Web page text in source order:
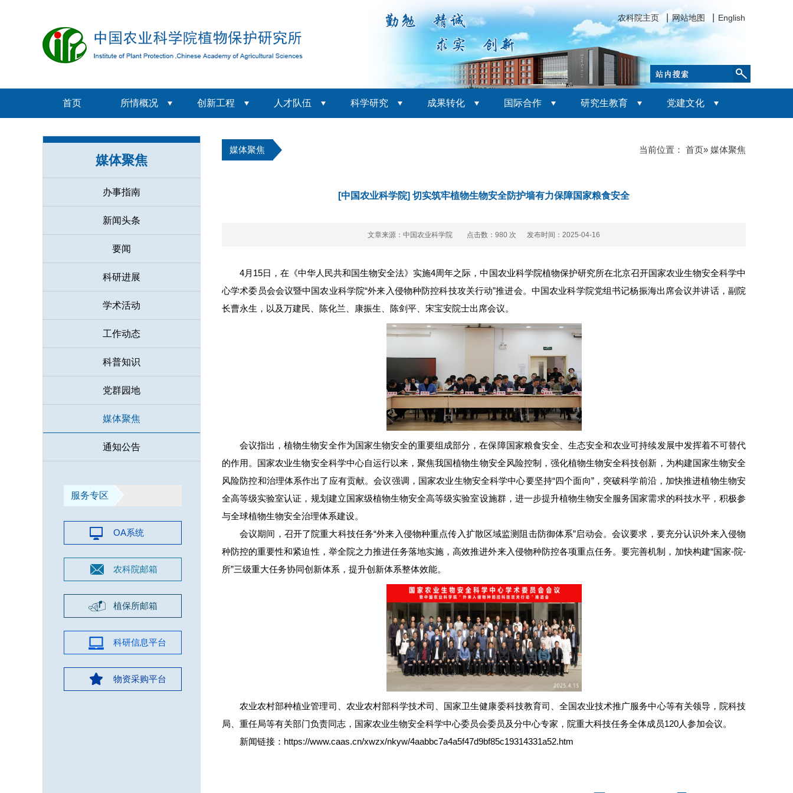
农科院主页 网站地图 English
首页 所情概况 创新工程 人才队伍 科学研究 成果转化 国际合作 研究生教育 党建文化
媒体聚焦
办事指南
新闻头条
要闻
科研进展
学术活动
工作动态
科普知识
党群园地
媒体聚焦
通知公告
服务专区
OA系统
农科院邮箱
植保所邮箱
科研信息平台
物资采购平台
媒体聚焦 当前位置： 首页» 媒体聚焦
[中国农业科学院] 切实筑牢植物生物安全防护墙有力保障国家粮食安全
文章来源：中国农业科学院 点击数： 980 次 发布时间：2025-04-16
4月15日，在《中华人民共和国生物安全法》实施4周年之际，中国农业科学院植物保护研究所在北京召开国家农业生物安全科学中
心学术委员会会议暨中国农业科学院“外来入侵物种防控科技攻关行动”推进会。中国农业科学院党组书记杨振海出席会议并讲话，副院
长曹永生 ，以及万建民、陈化兰、康振生、陈剑平、宋宝安院士出席会议。
会议指出，植物生物安全作为国家生物安全的重要组成部分，在保障国家粮食安全、生态安全和农业可持续发展中发挥着不可替代
的作用。国家农业生物安全科学中心自运行以来，聚焦我国植物生物安全风险控制，强化植物生物安全科技创新，为构建国家生物安全
风险防控和治理体系作出了应有贡献。会议强调，国家农业生物安全科学中心要坚持“四个面向”，突破科学前沿，加快推进植物生物安
全高等级实验室认证，规划建立国家级植物生物安全高等级实验室设施群，进一步提升植物生物安全服务国家需求的科技水平，积极参
与全球植物生物安全治理体系建设。
会议期间，召开了院重大科技任务“外来入侵物种重点传入扩散区域监测阻击防御体系”启动会。会议要求，要充分认识外来入侵物
种防控的重要性和紧迫性，举全院之力推进任务落地实施，高效推进外来入侵物种防控各项重点任务。要完善机制，加快构建“国家-院-
所”三级重大任务协同创新体系，提升创新体系整体效能。
农业农村部种植业管理司、农业农村部科学技术司、国家卫生健康委科技教育司、全国农业技术推广服务中心等有关领导，院科技
局、重任局等有关部门负责同志，国家农业生物安全科学中心委员会委员及分中心专家，院重大科技任务全体成员120人参加会议。
新闻链接： https://www.caas.cn/xwzx/nkyw/4aabbc7a4a5f47d9bf85c19314331a52.htm